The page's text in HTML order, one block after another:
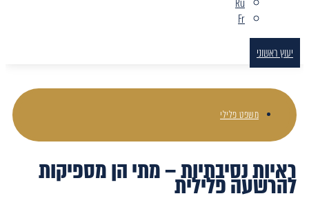
Fr
יעוץ ראשוני
משפט פלילי
ראיות נסיבתיות – מתי הן מספיקות
להרשעה פלילית